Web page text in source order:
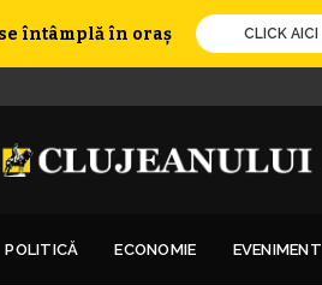
întâmplă în oraș CLICK AICI
POLITICĂ ECONOMIE EVENIMENT